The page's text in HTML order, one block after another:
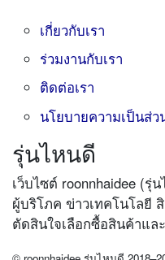
เกี่ยวกับเรา
ร่วมงานกับเรา
ติดต่อเรา
นโยบายความเป็นส่ว
รุ่นไหนดี
เว็บไซต์ roonnhaidee (รุ่
ผู้บริโภค ข่าวเทคโนโลยี
ตัดสินใจเลือกซื้อสินค้าแล